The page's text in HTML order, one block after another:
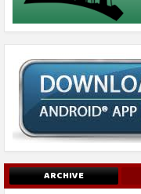
ARCHIVE